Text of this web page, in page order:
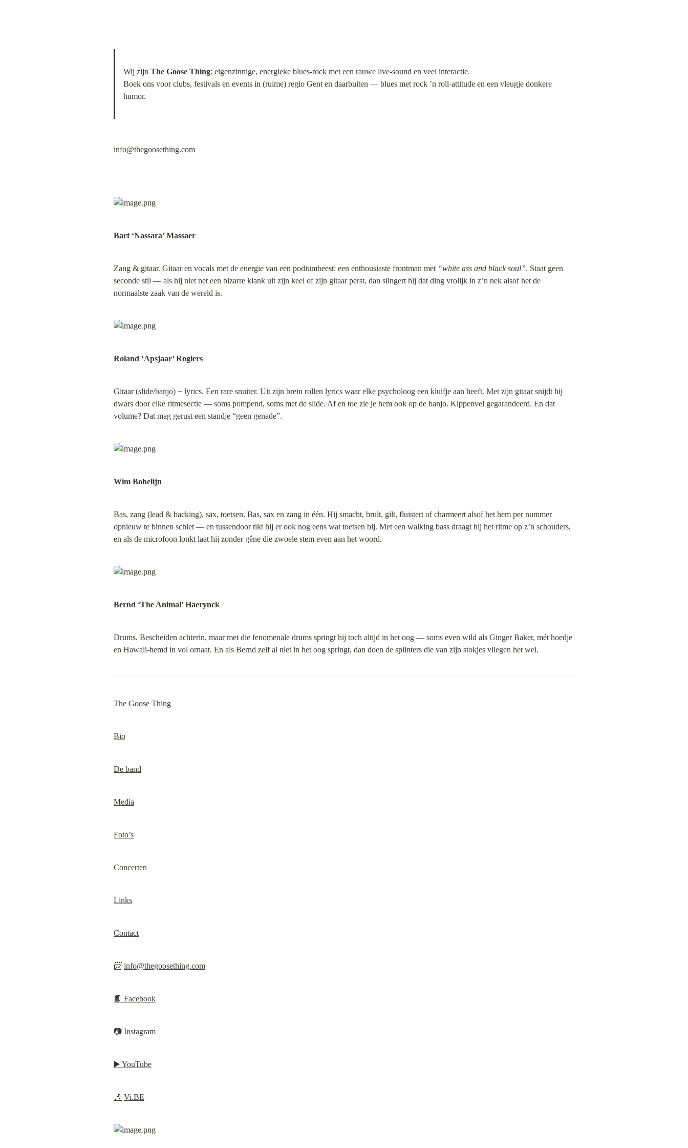
Wij zijn The Goose Thing: eigenzinnige, energieke blues-rock met een rauwe live-sound en veel interactie.
Boek ons voor clubs, festivals en events in (ruime) regio Gent en daarbuiten — blues met rock ’n roll-attitude en een vleugje donkere
humor.
info@thegoosething.com
Bart ‘Nassara’ Massaer
Zang & gitaar. Gitaar en vocals met de energie van een podiumbeest: een enthousiaste frontman met “white ass and black soul”. Staat geen
seconde stil — als hij niet net een bizarre klank uit zijn keel of zijn gitaar perst, dan slingert hij dat ding vrolijk in z’n nek alsof het de
normaalste zaak van de wereld is.
Roland ‘Apsjaar’ Rogiers
Gitaar (slide/banjo) + lyrics. Een rare snuiter. Uit zijn brein rollen lyrics waar elke psycholoog een kluifje aan heeft. Met zijn gitaar snijdt hij
dwars door elke ritmesectie — soms pompend, soms met de slide. Af en toe zie je hem ook op de banjo. Kippenvel gegarandeerd. En dat
volume? Dat mag gerust een standje “geen genade”.
Wim Bobelijn
Bas, zang (lead & backing), sax, toetsen. Bas, sax en zang in één. Hij smacht, brult, gilt, fluistert of charmeert alsof het hem per nummer
opnieuw te binnen schiet — en tussendoor tikt hij er ook nog eens wat toetsen bij. Met een walking bass draagt hij het ritme op z’n schouders,
en als de microfoon lonkt laat hij zonder gêne die zwoele stem even aan het woord.
Bernd ‘The Animal’ Haerynck
Drums. Bescheiden achterin, maar met die fenomenale drums springt hij toch altijd in het oog — soms even wild als Ginger Baker, mét hoedje
en Hawaii-hemd in vol ornaat. En als Bernd zelf al niet in het oog springt, dan doen de splinters die van zijn stokjes vliegen het wel.
The Goose Thing
Bio
De band
Media
Foto’s
Concerten
Links
Contact
📨 info@thegoosething.com
📘 Facebook
📷 Instagram
▶️ YouTube
🎶 Vi.BE